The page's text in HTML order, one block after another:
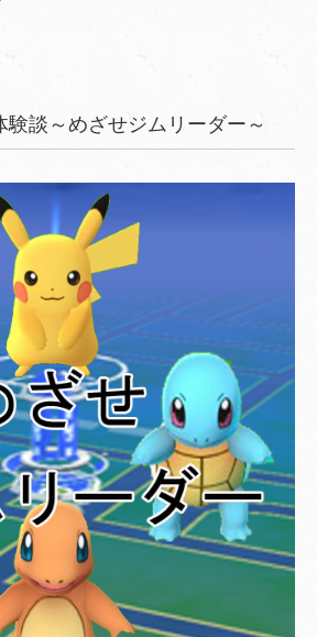
験談～めざせジムリーダー～